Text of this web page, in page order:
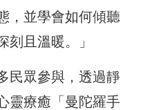
，並學會如何傾聽
刻且溫暖。」
民眾參與，透過靜
靈療癒「曼陀羅手